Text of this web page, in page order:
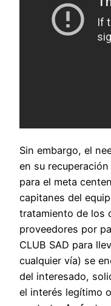
Sin embargo, el
en su
para el meta
capitanes del
tratamiento de los
proveedores por
CLUB SAD para
cualquier vía) se
del interesado,
el interés legítimo